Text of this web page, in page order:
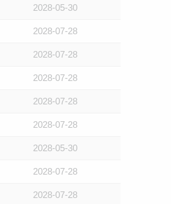
2028-05-30
2028-07-28
2028-07-28
2028-07-28
2028-07-28
2028-07-28
2028-05-30
2028-07-28
2028-07-28